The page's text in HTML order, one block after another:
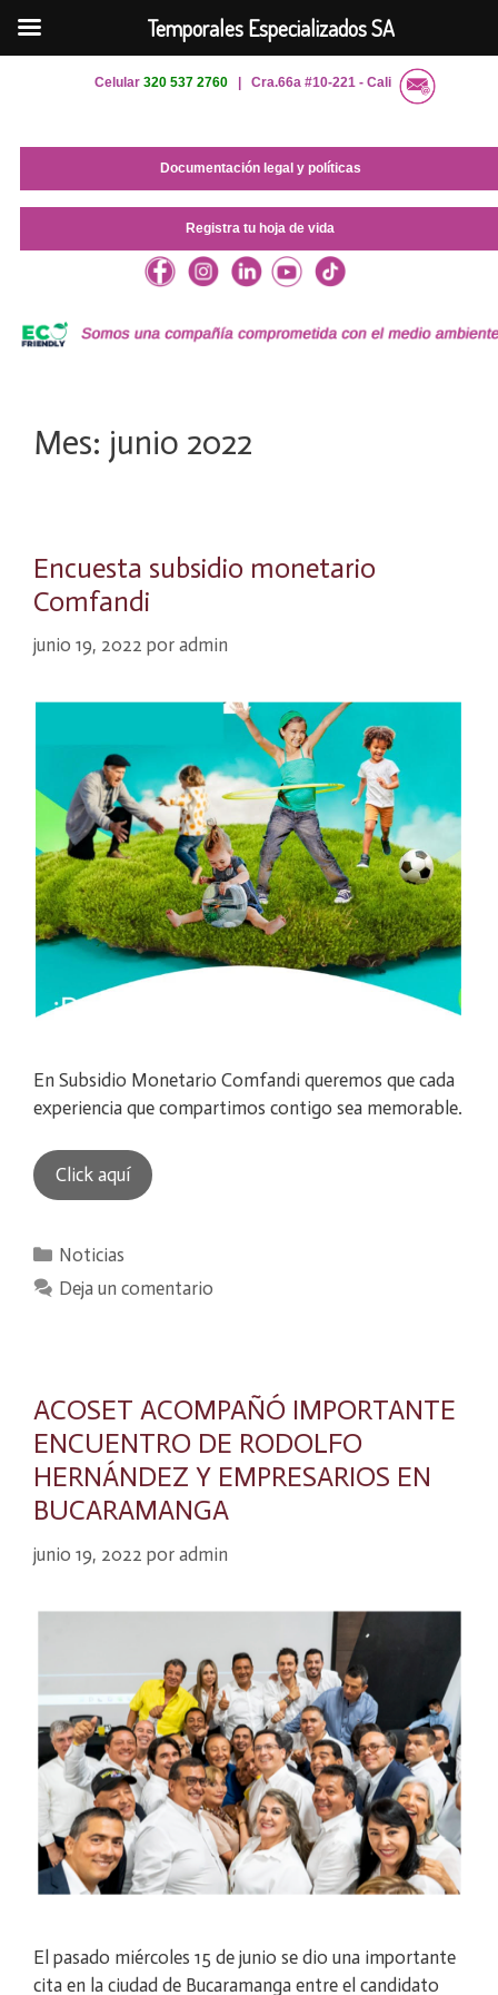
Celular 320 537 2760| Cra.66a #10-221 - Cali
Documentación legal y políticas
Registra tu hoja de vida
Mes: junio 2022
Encuesta subsidio monetario
Comfandi
junio 19, 2022 por admin
En Subsidio Monetario Comfandi queremos que cada
experiencia que compartimos contigo sea memorable.
Click aquí
Categorías
Noticias
Deja un comentario
ACOSET ACOMPAÑÓ IMPORTANTE
ENCUENTRO DE RODOLFO
HERNÁNDEZ Y EMPRESARIOS EN
BUCARAMANGA
junio 19, 2022 por admin
El pasado miércoles 15 de junio se dio una importante
cita en la ciudad de Bucaramanga entre el candidato
Temporales Especializados SA